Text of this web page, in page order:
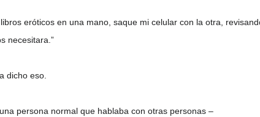
eróticos en una mano, saque mi celular con la otra,
necesitara.”
dicho eso.
persona normal que hablaba con otras personas –